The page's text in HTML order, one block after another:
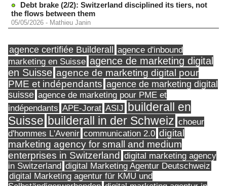
Debt brake (2/2): Switzerland disciplined its tiers, not
the flows between them
05/05/2026 - Mathieu Janin
agence certifiée Builderall
agence d'inbound
marketing en Suisse agence de marketing digital
en Suisse agence de marketing digital pour
PME et indépendants agence de marketing digital
suisse agence de marketing pour PME et
indépendants APE-Jorat ASIJ builderall en
Suisse builderall in der Schweiz choeur
d'hommes L'Avenir communication 2.0 digital
marketing agency for small and medium
enterprises in Switzerland digital marketing agency
in Switzerland digital Marketing Agentur Deutschweiz
digital Marketing agentur für KMU und